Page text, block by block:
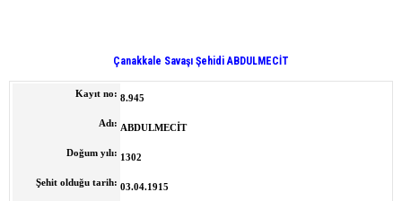
Çanakkale Savaşı Şehidi ABDULMECİT
Kayıt no: 8.945
Adı: ABDULMECİT
Doğum yılı: 1302
Şehit olduğu tarih: 03.04.1915